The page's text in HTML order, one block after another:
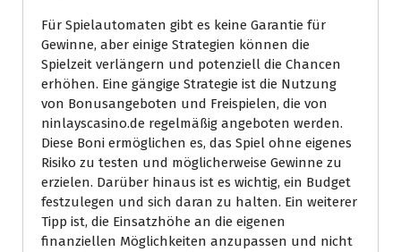
Für Spielautomaten gibt es keine Garantie für
Gewinne, aber einige Strategien können die
Spielzeit verlängern und potenziell die Chancen
erhöhen. Eine gängige Strategie ist die Nutzung
von Bonusangeboten und Freispielen, die von
ninlayscasino.de regelmäßig angeboten werden.
Diese Boni ermöglichen es, das Spiel ohne eigenes
Risiko zu testen und möglicherweise Gewinne zu
erzielen. Darüber hinaus ist es wichtig, ein Budget
festzulegen und sich daran zu halten. Ein weiterer
Tipp ist, die Einsatzhöhe an die eigenen
finanziellen Möglichkeiten anzupassen und nicht